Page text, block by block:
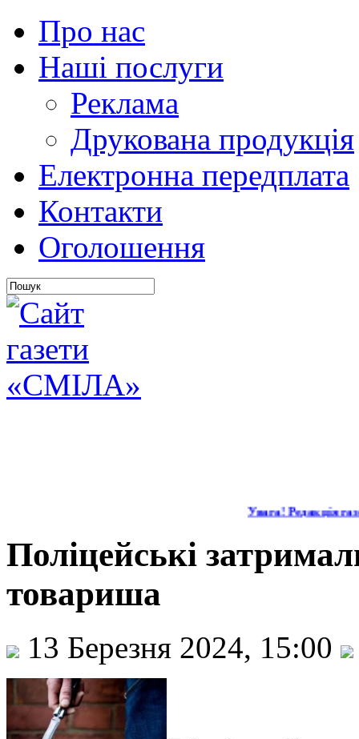
Про нас
Наші послуги
Реклама
Друкована продукція
Електронна передплата
Контакти
Оголошення
Увага! Редакція
Поліцейські
товариша
13 Березня 2024, 15:00